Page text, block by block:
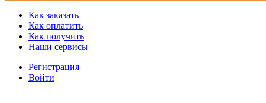
Как заказать
Как оплатить
Как получить
Наши сервисы
Регистрация
Войти